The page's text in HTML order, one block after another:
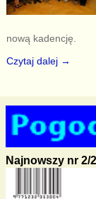
nową kadencję.
Czytaj dalej →
Najnowszy nr 2/